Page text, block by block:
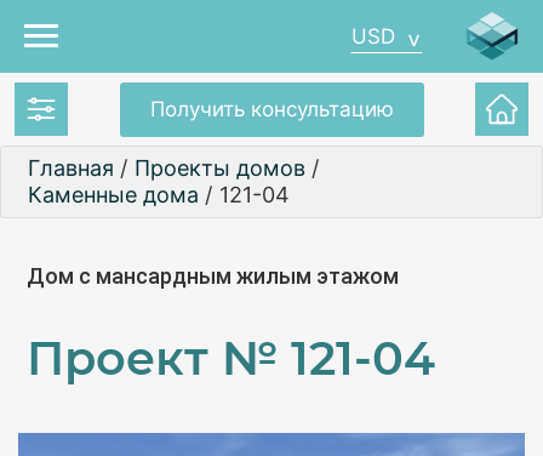
Получить консультацию
USD
Главная / Проекты домов /
Каменные дома / 121-04
Дом с мансардным жилым этажом
Проект № 121-04